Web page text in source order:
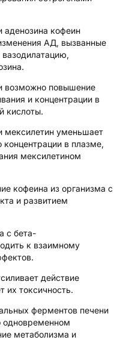
кофеин
АД, вызванные
возможно повышение
и концентрации в
кислоты.
мексилетин уменьшает
в плазме,
мексилетином
кофеина из организма с
и развитием
с бета-
к взаимному
действие
их токсичность.
ферментов печени
одновременном
метаболизма и